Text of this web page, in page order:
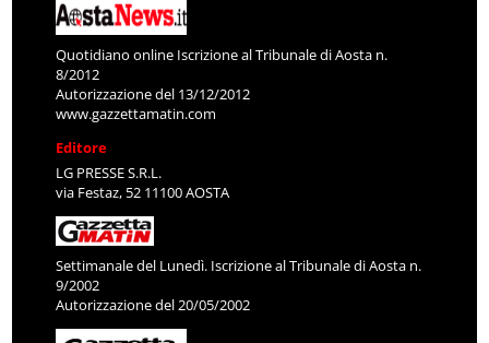
Quotidiano online Iscrizione al Tribunale di Aosta n.
8/2012
Autorizzazione del 13/12/2012
www.gazzettamatin.com
Editore
LG PRESSE S.R.L.
via Festaz, 52 11100 AOSTA
Settimanale del Lunedì. Iscrizione al Tribunale di Aosta n.
9/2002
Autorizzazione del 20/05/2002